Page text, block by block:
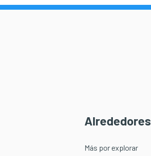
Alrededores
Más por explorar